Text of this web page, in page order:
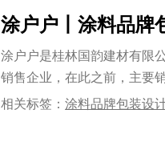
涂户户丨涂料品牌
涂户户是桂林国韵建材有限
销售企业，在此之前，主要
桂......
相关标签：涂料品牌包装设